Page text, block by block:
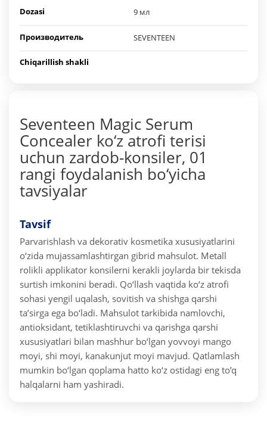
Dozasi 9 мл
Производитель SEVENTEEN
Chiqarillish shakli
Seventeen Magic Serum
Concealer ko‘z atrofi terisi
uchun zardob-konsiler, 01
rangi foydalanish bo‘yicha
tavsiyalar
Tavsif
Parvarishlash va dekorativ kosmetika xususiyatlarini
o‘zida mujassamlashtirgan gibrid mahsulot. Metall
rolikli applikator konsilerni kerakli joylarda bir tekisda
surtish imkonini beradi. Qo‘llash vaqtida ko‘z atrofi
sohasi yengil uqalash, sovitish va shishga qarshi
ta’sirga ega bo‘ladi. Mahsulot tarkibida namlovchi,
antioksidant, tetiklashtiruvchi va qarishga qarshi
xususiyatlari bilan mashhur bo‘lgan yovvoyi mango
moyi, shi moyi, kanakunjut moyi mavjud. Qatlamlash
mumkin bo‘lgan qoplama hatto ko‘z ostidagi eng to’q
halqalarni ham yashiradi.